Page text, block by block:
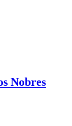
Nobres